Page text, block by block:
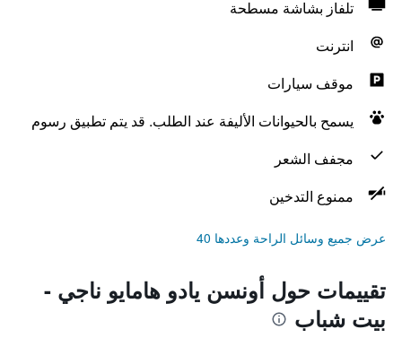
تلفاز بشاشة مسطحة
انترنت
موقف سيارات
يسمح بالحيوانات الأليفة عند الطلب. قد يتم تطبيق رسوم
مجفف الشعر
ممنوع التدخين
عرض جميع وسائل الراحة وعددها 40
تقييمات حول أونسن يادو هامايو ناجي -
بيت شباب